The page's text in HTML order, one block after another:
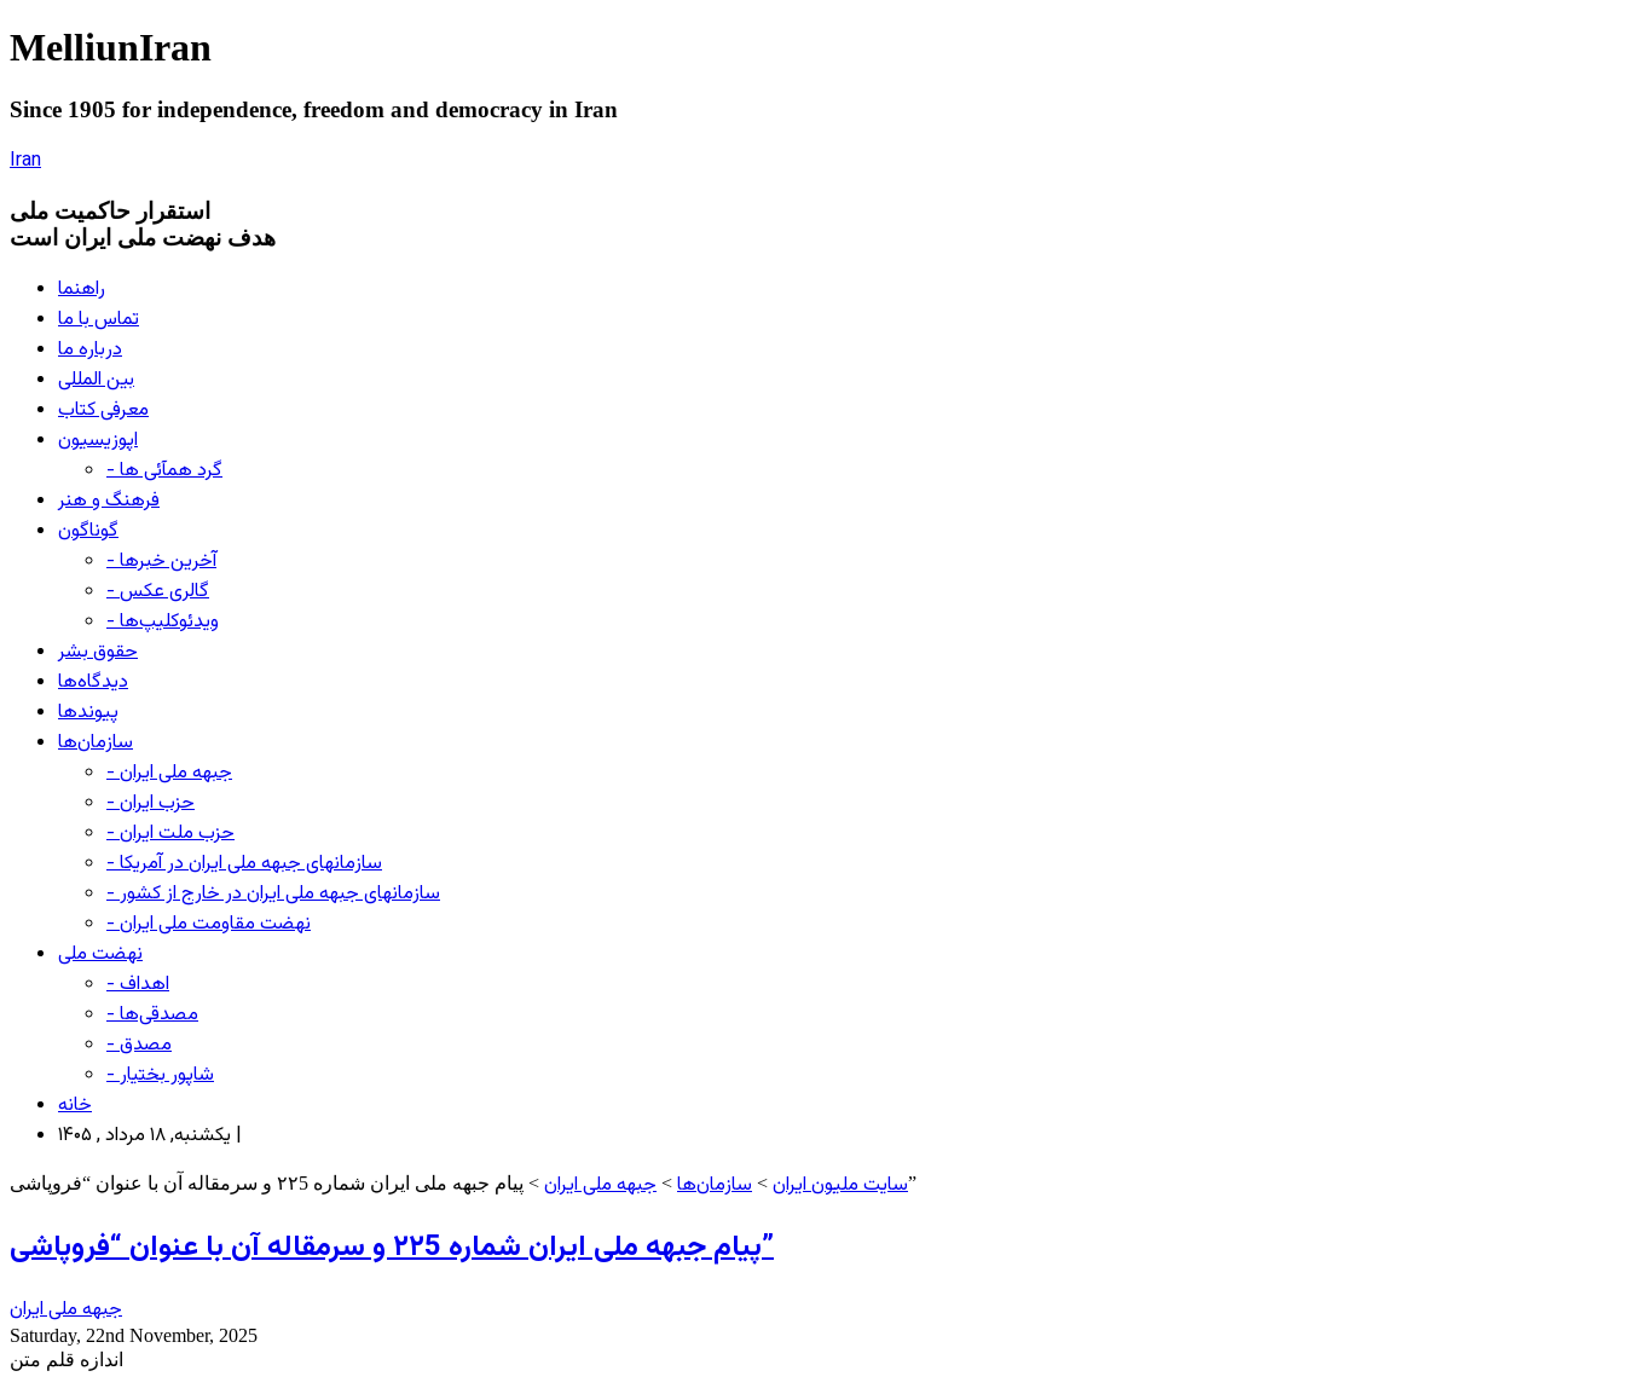
MelliunIran
Since 1905 for independence, freedom and democracy in Iran
Iran
استقرار حاکميت ملی
هدف نهضت ملی ایران است
راهنما
تماس با ما
درباره ما
بین المللی
معرفی کتاب
اپوزیسیون
- گرد همآئی ها
فرهنگ و هنر
گوناگون
- آخرین خبرها
- گالری عکس
- ویدئوکلیپ‌ها
حقوق بشر
دیدگاه‌ها
پیوندها
سازمان‌ها
- جبهه ملی ایران
- حزب ایران
- حزب ملت ایران
- سازمانهای جبهه ملی ایران در آمریکا
- سازمانهای جبهه ملی ایران در خارج از کشور
- نهضت مقاومت ملی ایران
نهضت ملی
- اهداف
- مصدقی‌ها
- مصدق
- شاپور بختیار
خانه
یکشنبه, ۱۸ مرداد , ۱۴۰۵ |
سایت ملیون ایران > سازمان‌ها > جبهه ملی ایران > پیام جبهه ملی ایران شماره ۲۲5 و سرمقاله آن با عنوان “فروپاشی”
پیام جبهه ملی ایران شماره ۲۲5 و سرمقاله آن با عنوان “فروپاشی”
جبهه ملی ایران
Saturday, 22nd November, 2025
اندازه قلم متن